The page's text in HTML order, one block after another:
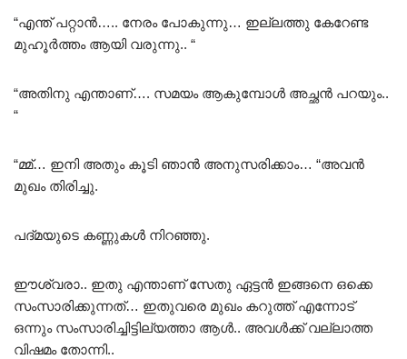
“എന്ത് പറ്റാൻ….. നേരം പോകുന്നു… ഇല്ലത്തു കേറേണ്ട
മുഹൂർത്തം ആയി വരുന്നു.. “
“അതിനു എന്താണ്…. സമയം ആകുമ്പോൾ അച്ഛൻ പറയും..
“
“മ്മ്… ഇനി അതും കൂടി ഞാൻ അനുസരിക്കാം… “അവൻ
മുഖം തിരിച്ചു.
പദ്മയുടെ കണ്ണുകൾ നിറഞ്ഞു.
ഈശ്വരാ.. ഇതു എന്താണ് സേതു ഏട്ടൻ ഇങ്ങനെ ഒക്കെ
സംസാരിക്കുന്നത്… ഇതുവരെ മുഖം കറുത്ത് എന്നോട്
ഒന്നും സംസാരിച്ചിട്ടില്യത്താ ആൾ.. അവൾക്ക് വല്ലാത്ത
വിഷമം തോന്നി..